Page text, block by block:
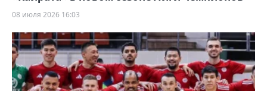
08 июля 2026 16:03